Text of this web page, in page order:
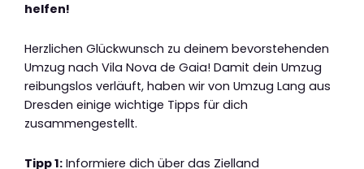
helfen!
Herzlichen Glückwunsch zu deinem bevorstehenden
Umzug nach Vila Nova de Gaia! Damit dein Umzug
reibungslos verläuft, haben wir von Umzug Lang aus
Dresden einige wichtige Tipps für dich
zusammengestellt.
Tipp 1: Informiere dich über das Zielland